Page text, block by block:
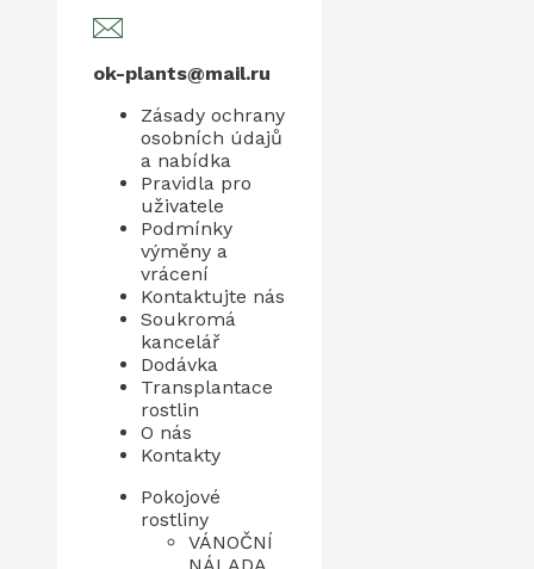
ok-plants@mail.ru
Zásady ochrany
osobních údajů
a nabídka
Pravidla pro
uživatele
Podmínky
výměny a
vrácení
Kontaktujte nás
Soukromá
kancelář
Dodávka
Transplantace
rostlin
O nás
Kontakty
Pokojové
rostliny
VÁNOČNÍ